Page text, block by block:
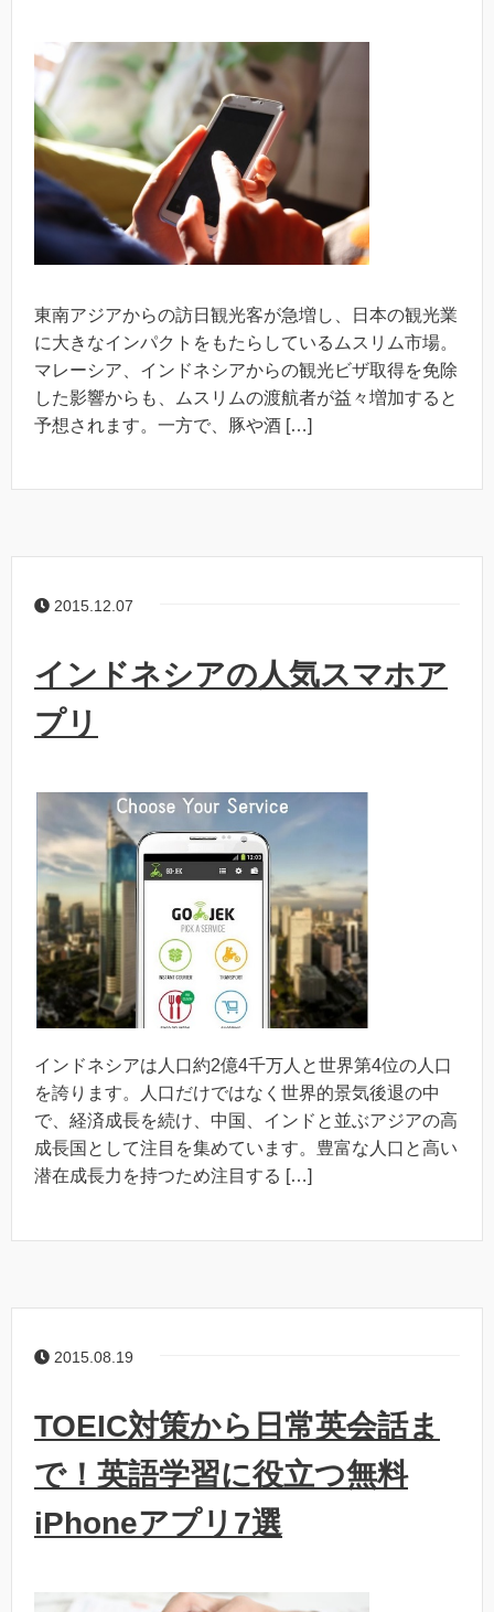
東南アジアからの訪日観光客が急増し、日本の観光業
に大きなインパクトをもたらしているムスリム市場。
マレーシア、インドネシアからの観光ビザ取得を免除
した影響からも、ムスリムの渡航者が益々増加すると
予想されます。一方で、豚や酒 […]
2015.12.07
インドネシアの人気スマホア
プリ
インドネシアは人口約2億4千万人と世界第4位の人口
を誇ります。人口だけではなく世界的景気後退の中
で、経済成長を続け、中国、インドと並ぶアジアの高
成長国として注目を集めています。豊富な人口と高い
潜在成長力を持つため注目する […]
2015.08.19
TOEIC対策から日常英会話ま
で！英語学習に役立つ無料
iPhoneアプリ7選